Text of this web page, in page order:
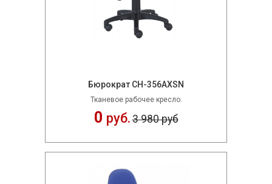
Бюрократ CH-356AXSN
Тканевое рабочее кресло.
0 руб.3 980 руб